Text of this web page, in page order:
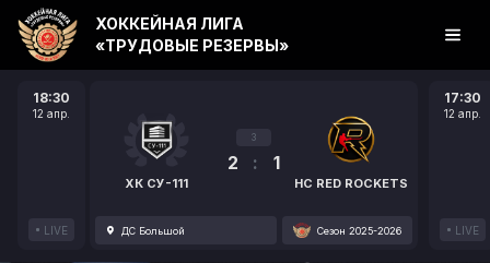
18:30
12 апр.
LIVE
ХК СУ-111
3
2 : 1
HC RED ROCKETS
ДС Большой Сезон 2025-2026
17:30
12 апр.
LIVE
ХОККЕЙНАЯ ЛИГА
«ТРУДОВЫЕ РЕЗЕРВЫ»